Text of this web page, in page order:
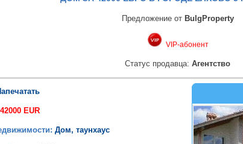
Предложение от BulgProperty
VIP-абонент
Статус продавца: Агентство
42000 EUR
Дом, таунхаус